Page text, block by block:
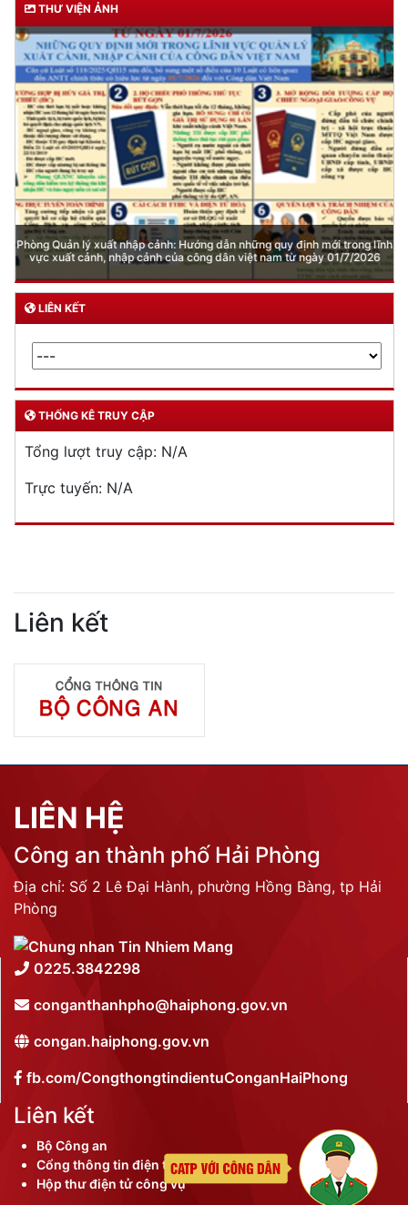
THƯ VIỆN ẢNH
Phòng Quản lý xuất nhập cảnh: Hướng dẫn những quy định mới trong lĩnh
vực xuất cảnh, nhập cảnh của công dân việt nam từ ngày 01/7/2026
LIÊN KẾT
THỐNG KÊ TRUY CẬP
Tổng lượt truy cập: N/A
Trực tuyến: N/A
Liên kết
LIÊN HỆ
Công an thành phố Hải Phòng
Địa chỉ: Số 2 Lê Đại Hành, phường Hồng Bàng, tp Hải
Phòng
0225.3842298
conganthanhpho@haiphong.gov.vn
congan.haiphong.gov.vn
fb.com/CongthongtindientuConganHaiPhong
Liên kết
Bộ Công an
Cổng thông tin điện tử thành phố
Hộp thư điện tử công vụ